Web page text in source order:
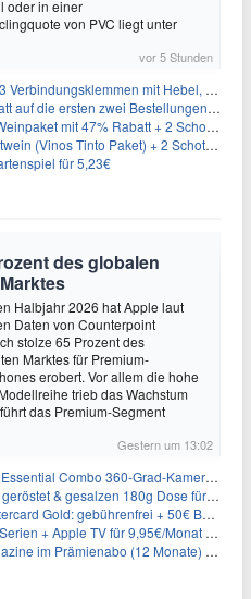
oder in einer
von PVC liegt unter
vor 5 Stunden
mit Hebel, 50 Stück für 14,99€
die ersten zwei Bestellungen für Neukunden
47% Rabatt + 2 Schott Zwiesel Gläser GRATIS für 29,99€
Paket) + 2 Schott Zwiesel Gläser für 25,99€ inkl. Versand
für 5,23€
des globalen
Halbjahr 2026 hat Apple laut
Daten von Counterpoint
stolze 65 Prozent des
Marktes für Premium-
erobert. Vor allem die hohe
trieb das Wachstum
das Premium-Segment
Gestern um 13:02
Combo 360-Grad-Kamera für 375€
& gesalzen 180g Dose für 1,52€ im Spar-Abo
gebührenfrei + 50€ Bonus* + gratis Reiseversicherung
9,95€/Monat // Alles von WOW (Filme, Serien, Live-Sport) für 34,97€/Monat
Prämienabo (12 Monate) mit Prämien bis zu 225€